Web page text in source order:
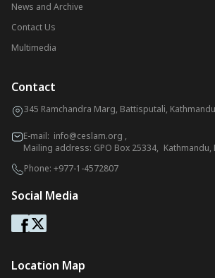
News and Archive
Contact Us
Multimedia
Contact
345 Ramchandra Marg, Battisputali,
E-mail: info@ceslam.org ,
Mailing address: GPO Box 25334, Kathmandu,
Phone: +977-1-4572807
Social Media
Location Map